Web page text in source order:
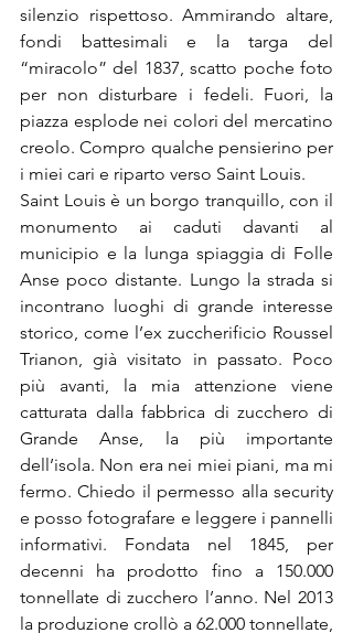
silenzio rispettoso. Ammirando altare,
fondi battesimali e la targa del
“miracolo” del 1837, scatto poche foto
per non disturbare i fedeli. Fuori, la
piazza esplode nei colori del mercatino
creolo. Compro qualche pensierino per
i miei cari e riparto verso Saint Louis.
Saint Louis è un borgo tranquillo, con il
monumento ai caduti davanti al
municipio e la lunga spiaggia di Folle
Anse poco distante. Lungo la strada si
incontrano luoghi di grande interesse
storico, come l’ex zuccherificio Roussel
Trianon, già visitato in passato. Poco
più avanti, la mia attenzione viene
catturata dalla fabbrica di zucchero di
Grande Anse, la più importante
dell’isola. Non era nei miei piani, ma mi
fermo. Chiedo il permesso alla security
e posso fotografare e leggere i pannelli
informativi. Fondata nel 1845, per
decenni ha prodotto fino a 150.000
tonnellate di zucchero l’anno. Nel 2013
la produzione crollò a 62.000 tonnellate,